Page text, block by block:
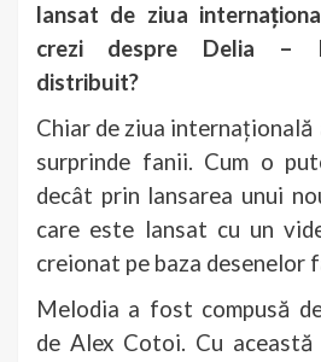
lansat de ziua
crezi despre Delia –
distribuit?
Chiar de ziua
surprinde fanii. Cum o
decât prin lansarea unui
care este lansat cu un
creionat pe baza desenelor
Melodia a fost compusă
de Alex Cotoi. Cu